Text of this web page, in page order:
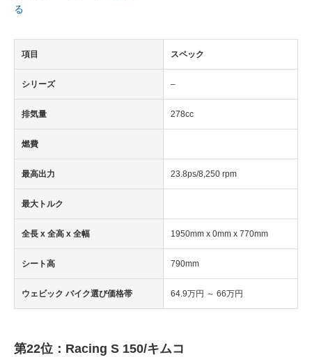
る
項目 スペック
シリーズ –
排気量 278cc
燃費
最高出力 23.8ps/8,250 rpm
最大トルク
全長 x 全高 x 全幅 1950mm x 0mm x 770mm
シート高 790mm
ウェビック バイク選び価格帯 64.9万円 ～ 66万円
第22位：Racing S 150/キムコ